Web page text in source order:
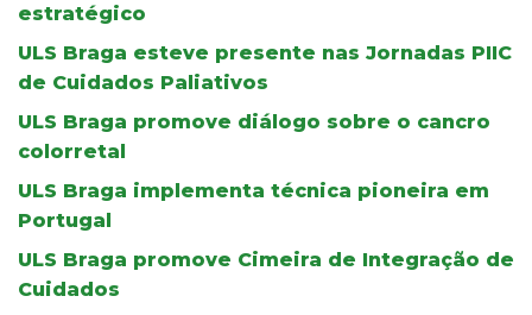
estratégico
ULS Braga esteve presente nas Jornadas PIIC
de Cuidados Paliativos
ULS Braga promove diálogo sobre o cancro
colorretal
ULS Braga implementa técnica pioneira em
Portugal
ULS Braga promove Cimeira de Integração de
Cuidados